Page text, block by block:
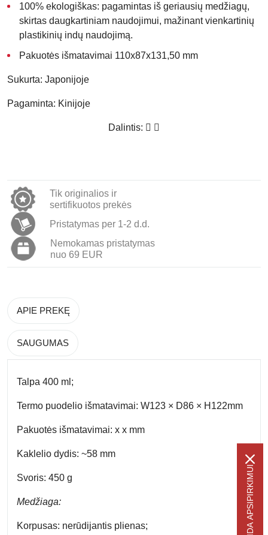
100% ekologiškas: pagamintas iš geriausių medžiagų,
skirtas daugkartiniam naudojimui, mažinant vienkartinių
plastikinių indų naudojimą.
Pakuotės išmatavimai 110x87x131,50 mm
Sukurta: Japonijoje
Pagaminta: Kinijoje
Dalintis:
Tik originalios ir
sertifikuotos prekės
Pristatymas per 1-2 d.d.
Nemokamas pristatymas
nuo 69 EUR
APIE PREKĘ
SAUGUMAS
Talpa 400 ml;
Termo puodelio išmatavimai: W123 × D86 × H122mm
Pakuotės išmatavimai: x x mm
Kaklelio dydis: ~58 mm
Svoris: 450 g
Medžiaga:
Korpusas: nerūdijantis plienas;